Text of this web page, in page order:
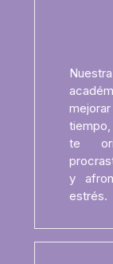
te
y
estrés.